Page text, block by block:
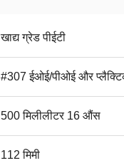
खाद्य ग्रेड पीईटी
#307 ईओई/पीओई और
500 मिलीलीटर 16 औंस
112 मिमी